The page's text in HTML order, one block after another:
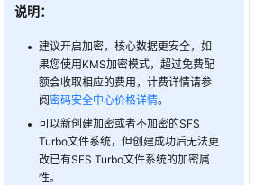
说明：
建议开启加密，核心数据更安全，如
果您使用KMS加密模式，超过免费配
额会收取相应的费用，计费详情请参
阅密码安全中心价格详情。
可以新创建加密或者不加密的SFS
Turbo文件系统，但创建成功后无法更
改已有SFS Turbo文件系统的加密属
性。